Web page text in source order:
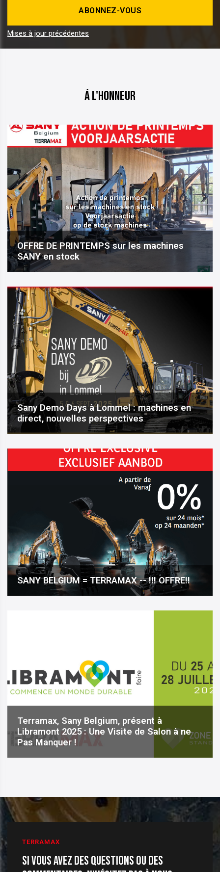
Mises à jour précédentes
Á l'honneur
OFFRE DE PRINTEMPS sur les machines
SANY en stock
Sany Demo Days à Lommel : machines en
direct, nouvelles perspectives
SANY BELGIUM = TERRAMAX -- !!! OFFRE!!
Terramax, Sany Belgium, présent à
Libramont 2025 : Une Visite de Salon à ne
Pas Manquer !
TERRAMAX
Si vous avez des questions ou des